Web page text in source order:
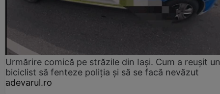
Urmărire comică pe străzile din Iași. Cum a reușit un
biciclist să fenteze poliția și să se facă nevăzut
adevarul.ro